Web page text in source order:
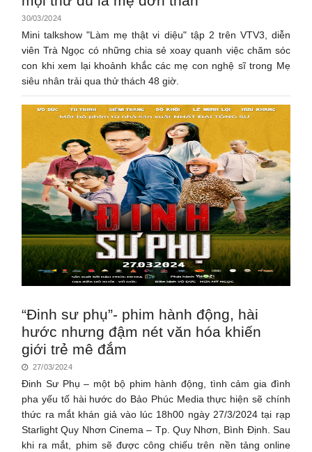
30/03/2024
Mini talkshow "Làm mẹ thật vi diệu" tập 2 trên VTV3, diễn
viên Trà Ngọc có những chia sẻ xoay quanh việc chăm sóc
con khi xem lại khoảnh khắc các mẹ con nghệ sĩ trong Mẹ
siêu nhân trải qua thử thách 48 giờ.
“Đinh sư phụ”- phim hành động, hài
hước nhưng đậm nét văn hóa khiến
giới trẻ mê đắm
27/03/2024
Đinh Sư Phụ – một bộ phim hành động, tình cảm gia đình
pha yếu tố hài hước do Bảo Phúc Media thực hiện sẽ chính
thức ra mắt khán giả vào lúc 18h00 ngày 27/3/2024 tại rạp
Starlight Quy Nhơn Cinema – Tp. Quy Nhơn, Bình Định. Sau
khi ra mắt, phim sẽ được công chiếu trên nền tảng online